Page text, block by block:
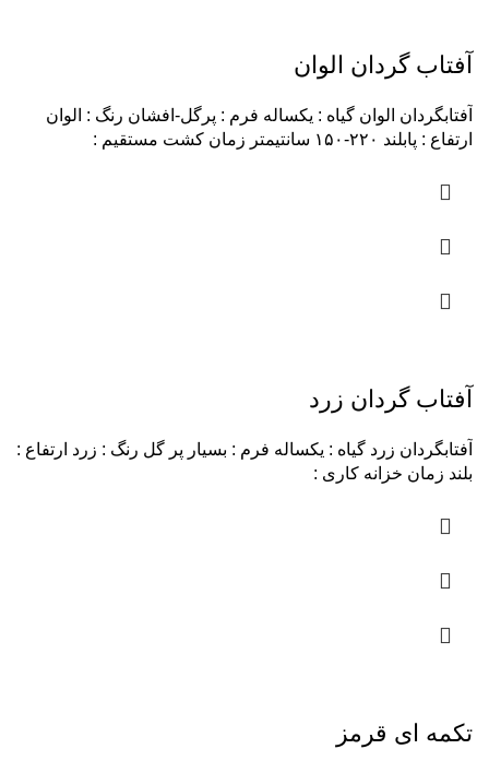
آفتاب گردان الوان
آفتابگردان الوان گیاه : یکساله فرم : پرگل-افشان رنگ : الوان
ارتفاع : پابلند ۲۲۰-۱۵۰ سانتیمتر زمان کشت مستقیم :
آفتاب گردان زرد
آفتابگردان زرد گیاه : یکساله فرم : بسیار پر گل رنگ : زرد ارتفاع :
بلند زمان خزانه کاری :
تکمه ای قرمز